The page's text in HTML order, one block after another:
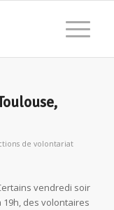
de volontariat
vendredi soir
19h, des volontaires